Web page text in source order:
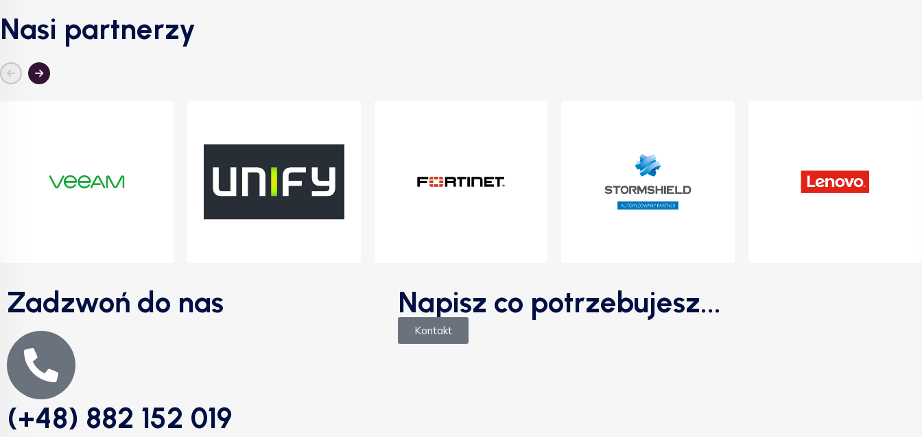
Nasi partnerzy
Zadzwoń do nas
(+48) 882 152 019
Napisz co potrzebujesz...
Kontakt